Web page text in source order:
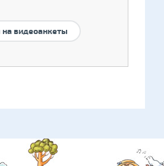
на видеоанкеты